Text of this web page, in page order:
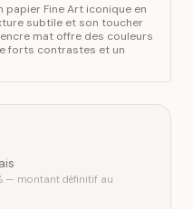
papier Fine Art iconique en
subtile et son toucher
mat offre des couleurs
forts contrastes et un
— montant définitif au